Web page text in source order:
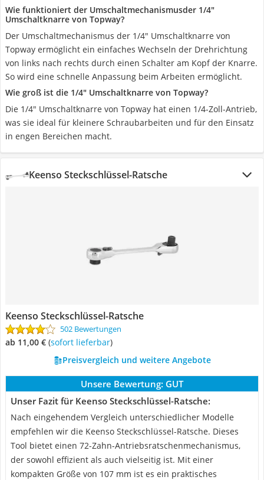
Wie funktioniert der Umschaltmechanismusder 1/4"
Umschaltknarre von Topway?
Der Umschaltmechanismus der 1/4" Umschaltknarre von
Topway ermöglicht ein einfaches Wechseln der Drehrichtung
von links nach rechts durch einen Schalter am Kopf der Knarre.
So wird eine schnelle Anpassung beim Arbeiten ermöglicht.
Wie groß ist die 1/4" Umschaltknarre von Topway?
Die 1/4" Umschaltknarre von Topway hat einen 1/4-Zoll-Antrieb,
was sie ideal für kleinere Schraubarbeiten und für den Einsatz
in engen Bereichen macht.
Keenso Steckschlüssel-Ratsche
Keenso Steckschlüssel-Ratsche
502 Bewertungen
ab 11,00 € ( Sofort lieferbar)
Preisvergleich und weitere Angebote
Unsere Bewertung: GUT
Unser Fazit für Keenso Steckschlüssel-Ratsche:
Nach eingehendem Vergleich unterschiedlicher Modelle
empfehlen wir die Keenso Steckschlüssel-Ratsche. Dieses
Tool bietet einen 72-Zahn-Antriebsratschenmechanismus,
der sowohl effizient als auch vielseitig ist. Mit einer
kompakten Größe von 107 mm ist es ein praktisches